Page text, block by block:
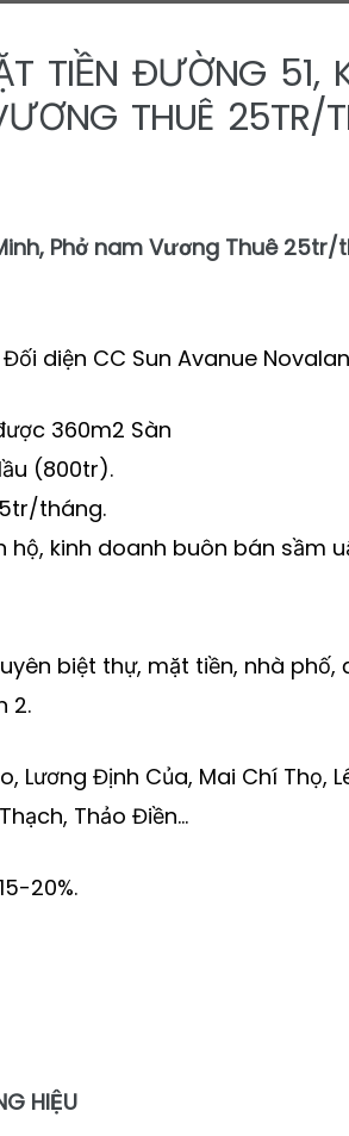
TIỀN ĐƯỜNG 51,
THUÊ 25TR/
Phở nam Vương Thuê 25tr/
Đối diện CC Sun Avanue
360m2 Sàn
(800tr).
tháng.
kinh doanh buôn bán sầm
biệt thự, mặt tiền, nhà phố,
2.
Lương Định Của, Mai Chí Thọ,
Thảo Điền…
20%.
HIỆU